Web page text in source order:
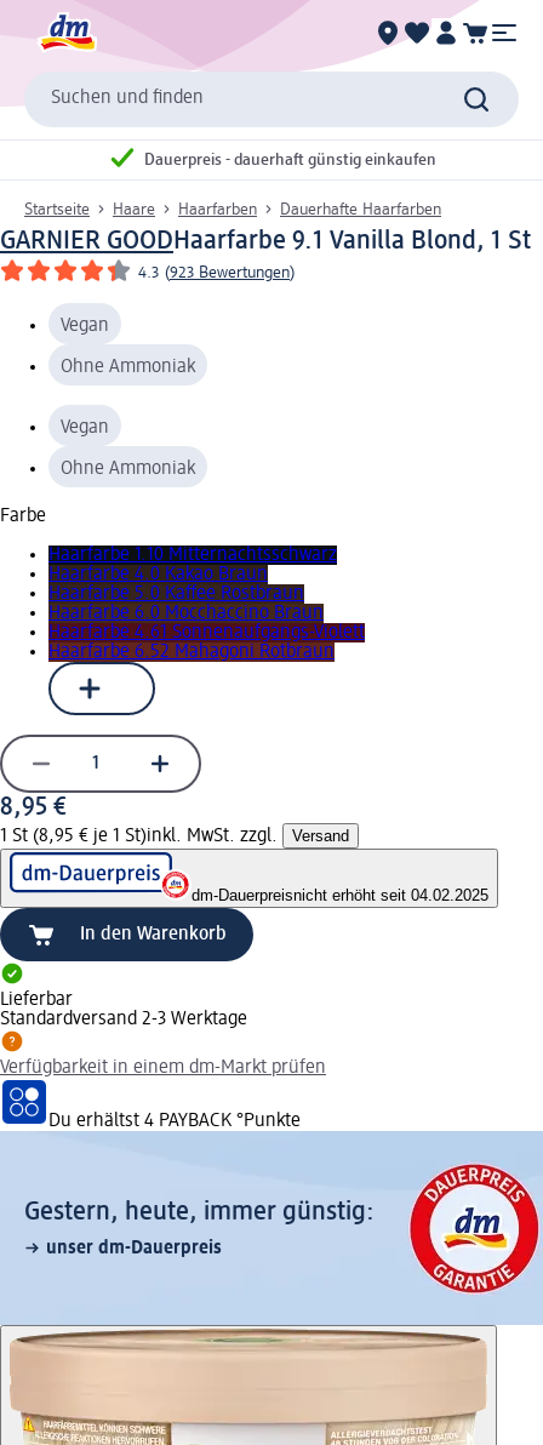
Suchen und finden
Dauerpreis - dauerhaft günstig einkaufen
Startseite Haare Haarfarben Dauerhafte Haarfarben
GARNIER GOOD Haarfarbe 9.1 Vanilla Blond, 1 St
4.3 (923 Bewertungen)
Vegan
Ohne Ammoniak
Vegan
Ohne Ammoniak
Farbe
Haarfarbe 1.10 Mitternachtsschwarz
Haarfarbe 4.0 Kakao Braun
Haarfarbe 5.0 Kaffee Rostbraun
Haarfarbe 6.0 Mocchaccino Braun
Haarfarbe 4.61 Sonnenaufgangs-Violett
Haarfarbe 6.52 Mahagoni Rotbraun
8,95 €
1 St (8,95 € je 1 St)inkl. MwSt. zzgl. Versand
dm-Dauerpreisnicht erhöht seit 04.02.2025
In den Warenkorb
Lieferbar
Standardversand 2-3 Werktage
Verfügbarkeit in einem dm-Markt prüfen
Du erhältst 4 PAYBACK °Punkte
Gestern, heute, immer günstig:
unser dm-Dauerpreis